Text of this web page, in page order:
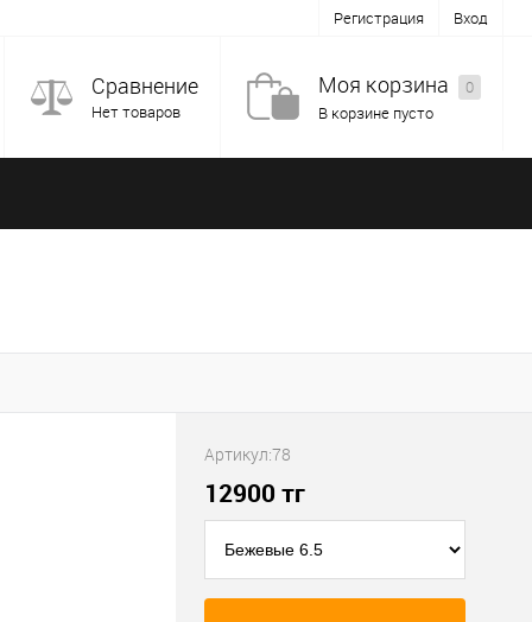
Регистрация Вход
Сравнение
Нет товаров
Моя корзина
0
В корзине пусто
Артикул:78
12900 тг